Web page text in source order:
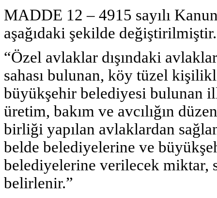
MADDE 12 – 4915 sayılı
aşağıdaki şekilde değiştirilmiştir.
“Özel avlaklar dışındaki
sahası bulunan, köy tüzel
büyükşehir belediyesi bulunan
üretim, bakım ve avcılığın
birliği yapılan avlaklardan
belde belediyelerine ve
belediyelerine verilecek miktar,
belirlenir.”